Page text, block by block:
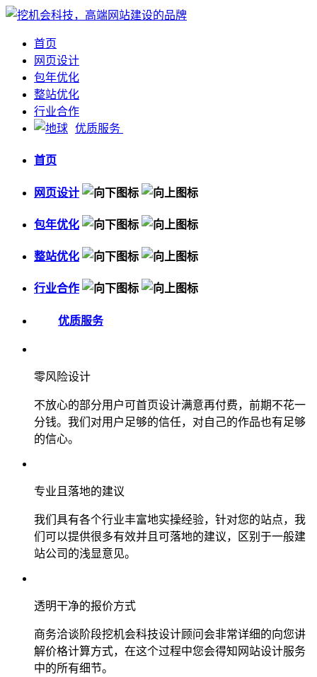
首页
网页设计
包年优化
整站优化
行业合作
优质服务
首页
网页设计
包年优化
整站优化
行业合作
优质服务
零风险设计
不放心的部分用户可首页设计满意再付费，前期不花一
分钱。我们对用户足够的信任，对自己的作品也有足够
的信心。
专业且落地的建议
我们具有各个行业丰富地实操经验，针对您的站点，我
们可以提供很多有效并且可落地的建议，区别于一般建
站公司的浅显意见。
透明干净的报价方式
商务洽谈阶段挖机会科技设计顾问会非常详细的向您讲
解价格计算方式，在这个过程中您会得知网站设计服务
中的所有细节。